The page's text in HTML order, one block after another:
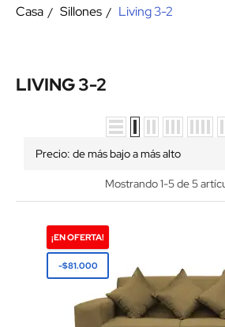
Casa Sillones Living 3-2
LIVING 3-2
Precio: de más bajo a más alto
Mostrando 1-5 de 5
¡EN OFERTA!
-$81.000